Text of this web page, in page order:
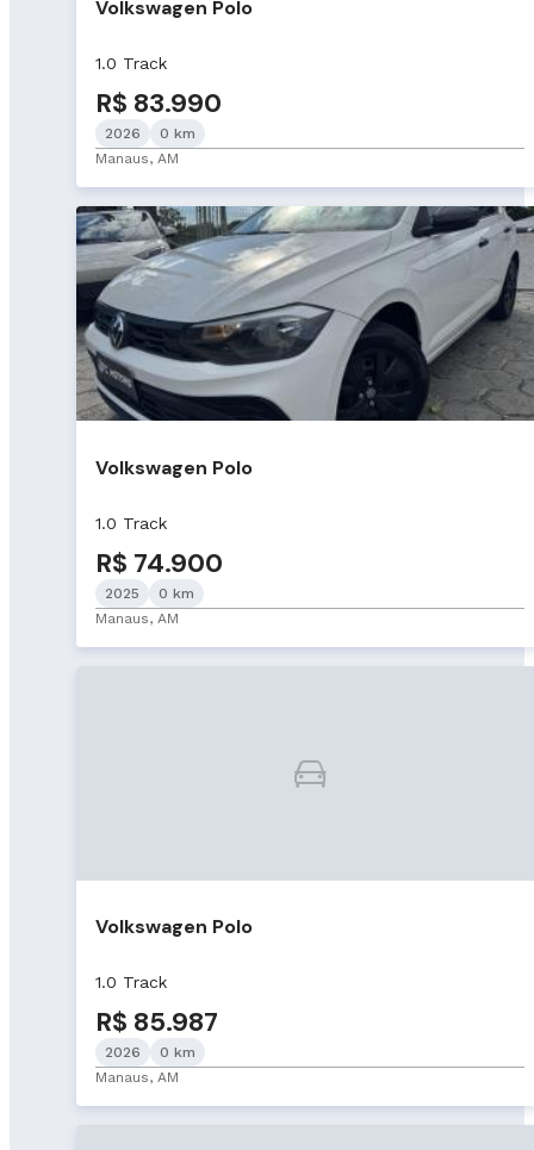
Volkswagen Polo
1.0 Track
R$ 83.990
2026
0 km
Manaus, AM
Volkswagen Polo
1.0 Track
R$ 74.900
2025
0 km
Manaus, AM
Volkswagen Polo
1.0 Track
R$ 85.987
2026
0 km
Manaus, AM